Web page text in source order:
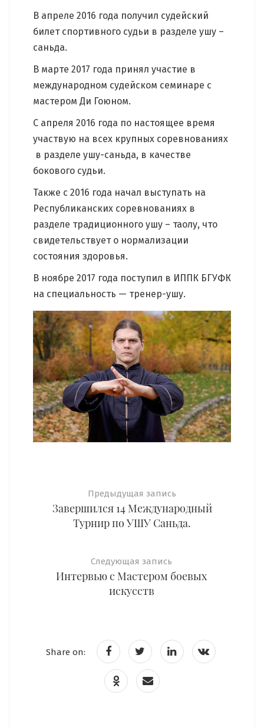
В апреле 2016 года получил судейский
билет спортивного судьи в разделе ушу –
саньда.
В марте 2017 года принял участие в
международном судейском семинаре с
мастером Ди Гоюном.
С апреля 2016 года по настоящее время
участвую на всех крупных соревнованиях
в разделе ушу-саньда, в качестве
бокового судьи.
Также с 2016 года начал выступать на
Республиканских соревнованиях в
разделе традиционного ушу – таолу, что
свидетельствует о нормализации
состояния здоровья.
В ноябре 2017 года поступил в ИППК БГУФК
на специальность — тренер-ушу.
Предыдущая запись
Завершился 14 Международный
Турнир по УШУ Саньда.
Следующая запись
Интервью с Мастером боевых
искусств
Share on: